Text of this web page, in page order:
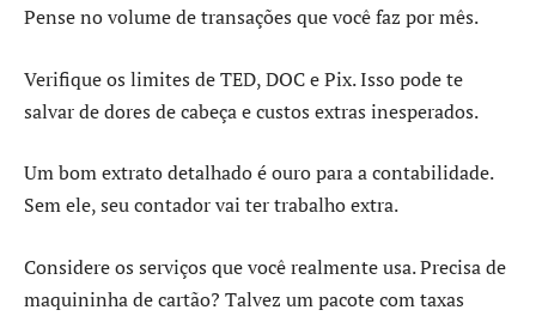
Pense no volume de transações que você faz por mês.
Verifique os limites de TED, DOC e Pix. Isso pode te
salvar de dores de cabeça e custos extras inesperados.
Um bom extrato detalhado é ouro para a contabilidade.
Sem ele, seu contador vai ter trabalho extra.
Considere os serviços que você realmente usa. Precisa de
maquininha de cartão? Talvez um pacote com taxas